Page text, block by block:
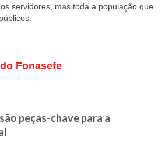
servidores, mas toda a população que
Fonasefe
peças-chave para a